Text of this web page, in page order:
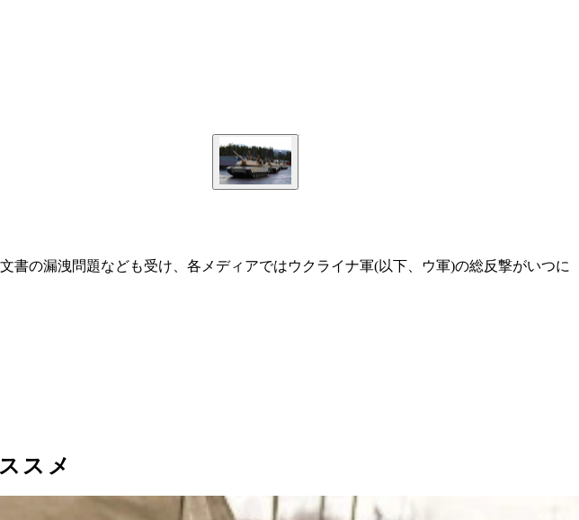
の漏洩問題なども受け、各メディアではウクライナ軍(以下、ウ軍)の総反撃がいつに
スメ